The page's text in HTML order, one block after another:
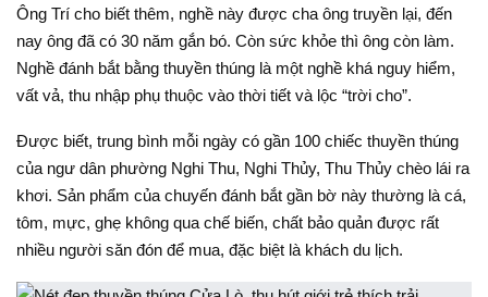
Ông Trí cho biết thêm, nghề này được cha ông truyền lại, đến
nay ông đã có 30 năm gắn bó. Còn sức khỏe thì ông còn làm.
Nghề đánh bắt bằng thuyền thúng là một nghề khá nguy hiểm,
vất vả, thu nhập phụ thuộc vào thời tiết và lộc “trời cho”.
Được biết, trung bình mỗi ngày có gần 100 chiếc thuyền thúng
của ngư dân phường Nghi Thu, Nghi Thủy, Thu Thủy chèo lái ra
khơi. Sản phẩm của chuyến đánh bắt gần bờ này thường là cá,
tôm, mực, ghẹ không qua chế biến, chất bảo quản được rất
nhiều người săn đón để mua, đặc biệt là khách du lịch.